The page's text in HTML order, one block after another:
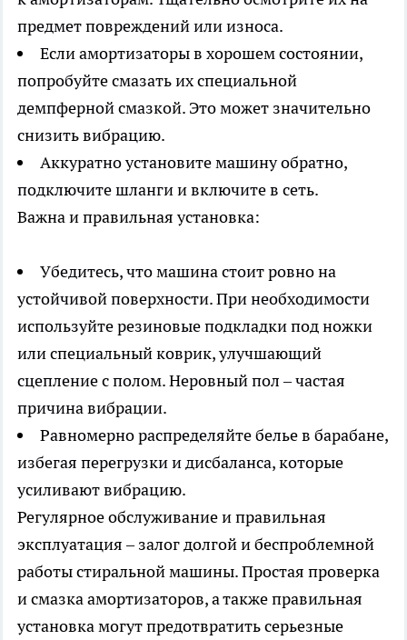
предмет повреждений или износа.
Если амортизаторы в хорошем состоянии,
попробуйте смазать их специальной
демпферной смазкой. Это может значительно
снизить вибрацию.
Аккуратно установите машину обратно,
подключите шланги и включите в сеть.
Важна и правильная установка:
Убедитесь, что машина стоит ровно на
устойчивой поверхности. При необходимости
используйте резиновые подкладки под ножки
или специальный коврик, улучшающий
сцепление с полом. Неровный пол – частая
причина вибрации.
Равномерно распределяйте белье в барабане,
избегая перегрузки и дисбаланса, которые
усиливают вибрацию.
Регулярное обслуживание и правильная
эксплуатация – залог долгой и беспроблемной
работы стиральной машины. Простая проверка
и смазка амортизаторов, а также правильная
установка могут предотвратить серьезные